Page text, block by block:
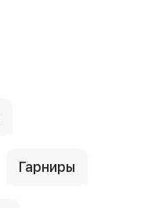
Гарниры